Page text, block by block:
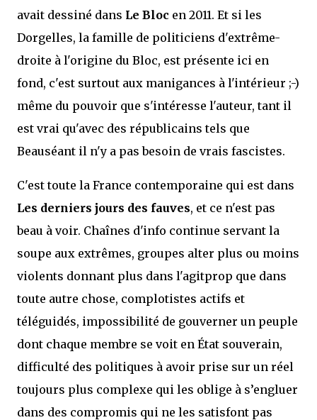
avait dessiné dans Le Bloc en 2011. Et si les
Dorgelles, la famille de politiciens d'extrême-
droite à l'origine du Bloc, est présente ici en
fond, c'est surtout aux manigances à l'intérieur ;-)
même du pouvoir que s'intéresse l'auteur, tant il
est vrai qu'avec des républicains tels que
Beauséant il n'y a pas besoin de vrais fascistes.
C'est toute la France contemporaine qui est dans
Les derniers jours des fauves, et ce n'est pas
beau à voir. Chaînes d'info continue servant la
soupe aux extrêmes, groupes alter plus ou moins
violents donnant plus dans l'agitprop que dans
toute autre chose, complotistes actifs et
téléguidés, impossibilité de gouverner un peuple
dont chaque membre se voit en État souverain,
difficulté des politiques à avoir prise sur un réel
toujours plus complexe qui les oblige à s’engluer
dans des compromis qui ne les satisfont pas